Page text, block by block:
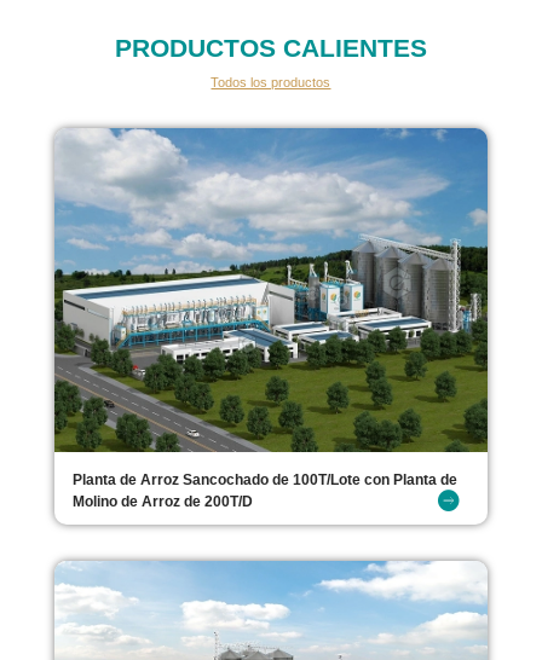
PRODUCTOS CALIENTES
Todos los productos
Planta de Arroz Sancochado de 100T/Lote con Planta de
Molino de Arroz de 200T/D